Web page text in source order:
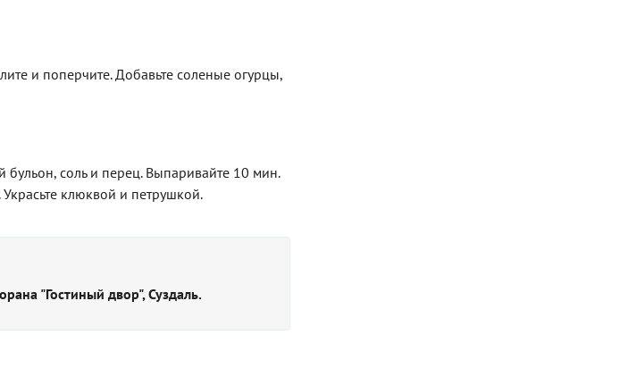
и поперчите. Добавьте соленые огурцы,
бульон, соль и перец. Выпаривайте 10 мин.
клюквой и петрушкой.
"Гостиный двор", Суздаль.